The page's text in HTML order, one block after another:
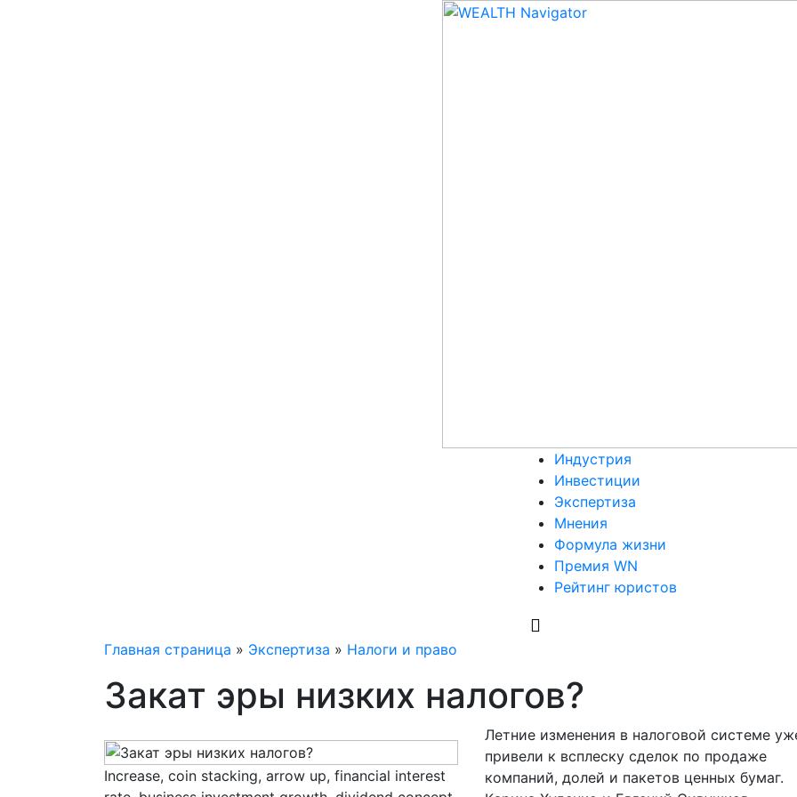
Индустрия
Инвестиции
Экспертиза
Мнения
Формула жизни
Премия WN
Рейтинг юристов
Главная страница » Экспертиза » Налоги и право
Закат эры низких налогов?
Increase, coin stacking, arrow up, financial interest
Летние изменения в налоговой системе
привели к всплеску сделок по продаже
компаний, долей и пакетов ценных бумаг.